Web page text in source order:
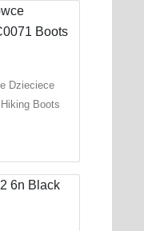
Dzieciece
Boots